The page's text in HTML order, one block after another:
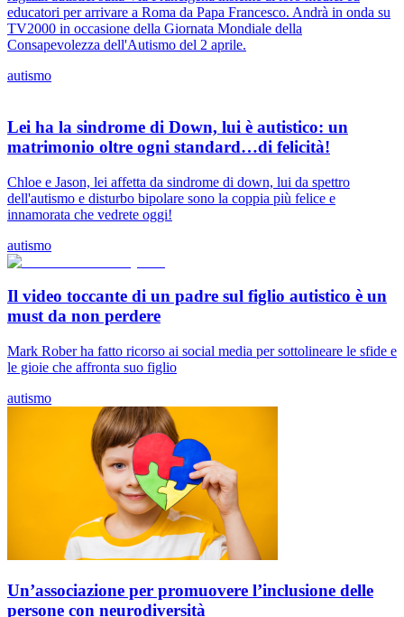
educatori per arrivare a Roma da Papa Francesco. Andrà in onda su
TV2000 in occasione della Giornata Mondiale della
Consapevolezza dell'Autismo del 2 aprile.
autismo
Lei ha la sindrome di Down, lui è autistico: un
matrimonio oltre ogni standard…di felicità!
Chloe e Jason, lei affetta da sindrome di down, lui da spettro
dell'autismo e disturbo bipolare sono la coppia più felice e
innamorata che vedrete oggi!
autismo
Il video toccante di un padre sul figlio autistico è un
must da non perdere
Mark Rober ha fatto ricorso ai social media per sottolineare le sfide e
le gioie che affronta suo figlio
autismo
Un’associazione per promuovere l’inclusione delle
persone con neurodiversità